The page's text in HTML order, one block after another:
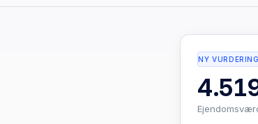
NY VURDERING